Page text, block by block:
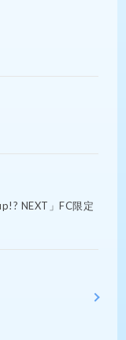
NEXT」FC限定